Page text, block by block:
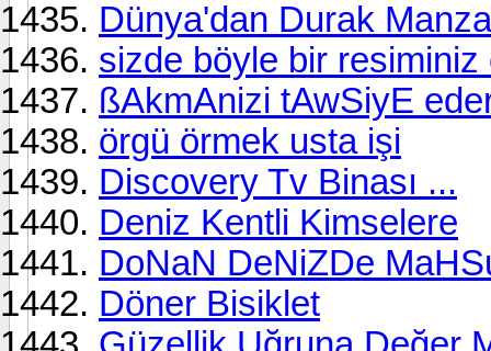
Dünya'dan Durak
sizde böyle bir
ßAkmAnizi tAwSiyE
örgü örmek usta işi
Discovery Tv Binası ...
Deniz Kentli Kimselere
DoNaN DeNiZDe
Döner Bisiklet